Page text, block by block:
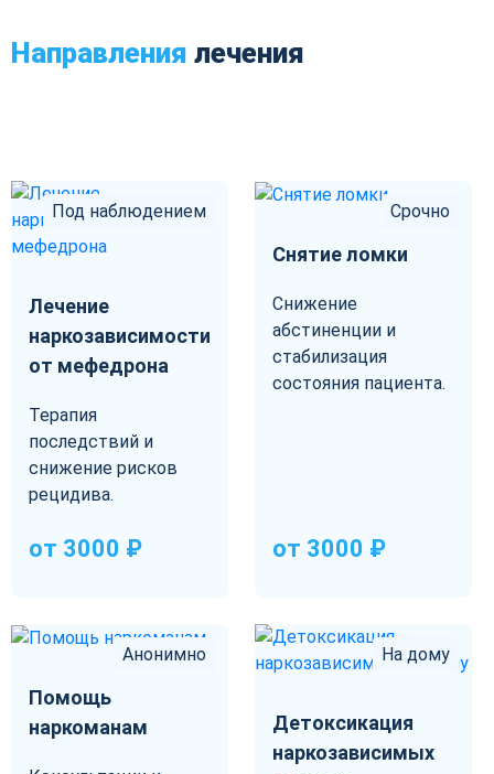
Направления лечения
Под наблюдением
Лечение
наркозависимости
от мефедрона
Терапия
последствий и
снижение рисков
рецидива.
от 3000 ₽
Срочно
Снятие ломки
Снижение
абстиненции и
стабилизация
состояния пациента.
от 3000 ₽
Анонимно
Помощь
наркоманам
На дому
Детоксикация
наркозависимых